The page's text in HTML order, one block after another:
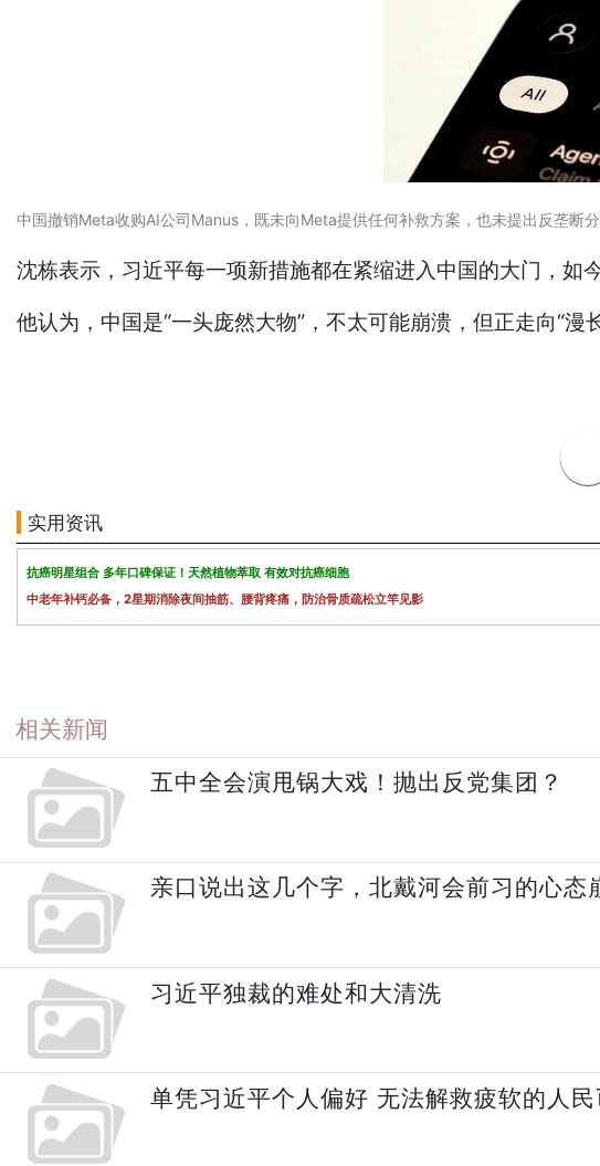
中国撤销Meta收购AI公司Manus，既未向Meta提供任何补救方案，也未提出反垄断
沈栋表示，习近平每一项新措施都在紧缩进入中国的大门，如
他认为，中国是“一头庞然大物”，不太可能崩溃，但正走向“漫
实用资讯
抗癌明星组合 多年口碑保证！天然植物萃取 有效对抗癌细胞
中老年补钙必备，2星期消除夜间抽筋、腰背疼痛，防治骨质疏松立竿见影
相关新闻
五中全会演甩锅大戏！抛出反党集团？
亲口说出这几个字，北戴河会前习的心态
习近平独裁的难处和大清洗
单凭习近平个人偏好 无法解救疲软的人民